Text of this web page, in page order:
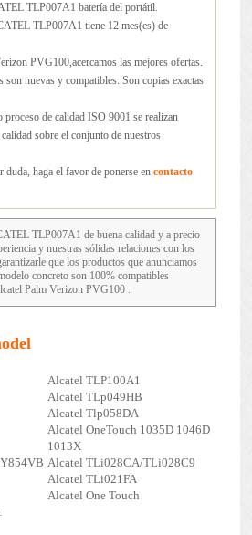
TLP007A1 batería del portátil.
TLP007A1 tiene 12 mes(es) de
PVG100,acercamos las mejores ofertas.
son nuevas y compatibles. Son copias exactas
de calidad ISO 9001 se realizan
sobre el conjunto de nuestros
duda, haga el favor de ponerse en contacto
TLP007A1 de buena calidad y a precio
y nuestras sólidas relaciones con los
que los productos que anunciamos
concreto son 100% compatibles
Palm Verizon PVG100 .
Alcatel TLP100A1
Alcatel TLp049HB
Alcatel Tlp058DA
Alcatel OneTouch 1035D 1046D
1013X
Alcatel TLi028CA/TLi028C9
Alcatel TLi021FA
Alcatel One Touch